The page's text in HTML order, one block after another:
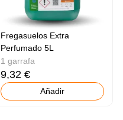
Fregasuelos Extra
Perfumado 5L
1 garrafa
9,32 €
Añadir